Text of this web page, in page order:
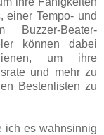
einer Tempo- und
Buzzer-Beater-
können dabei
um ihre
und mehr zu
Bestenlisten zu
ich es wahnsinnig